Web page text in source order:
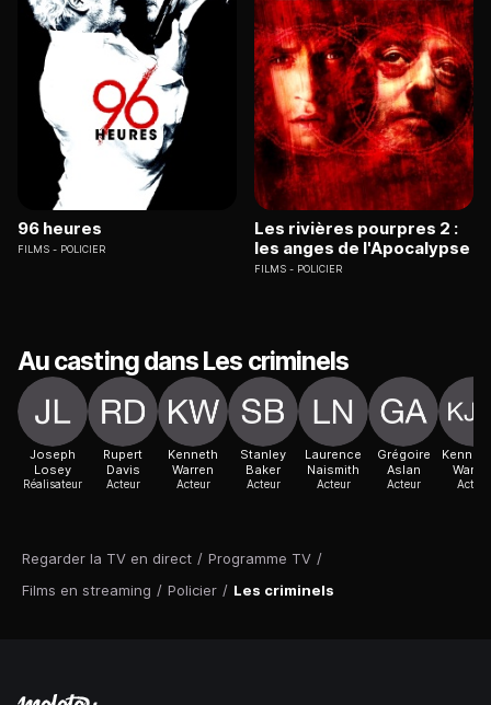
Regarder la TV en direct / Programme TV /
Films en streaming / Policier / Les criminels
96 heures
FILMS POLICIER
Les rivières pourpres 2 :
les anges de l'Apocalypse
FILMS POLICIER
Au casting dans Les criminels
Joseph
Losey
Réalisateur
Rupert
Davis
Acteur
Kenneth
Warren
Acteur
Stanley
Baker
Acteur
Laurence
Naismith
Acteur
Grégoire
Aslan
Acteur Acteur